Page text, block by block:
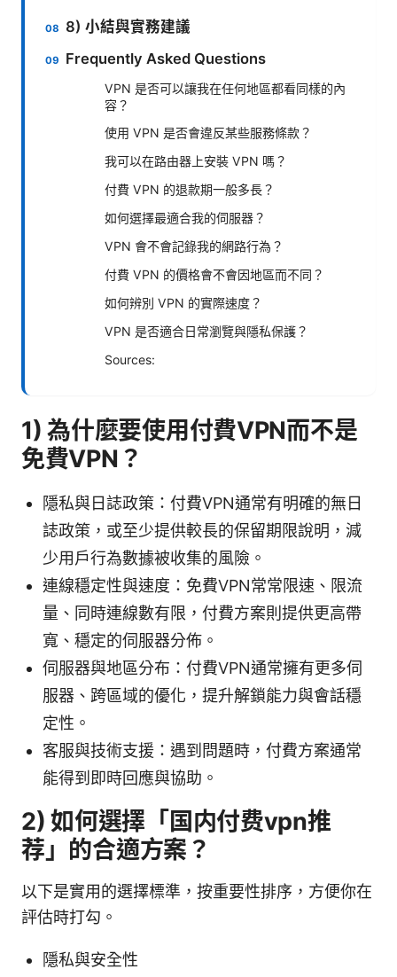
8) 小結與實務建議
Frequently Asked Questions
VPN 是否可以讓我在任何地區都看同樣的內
容？
使用 VPN 是否會違反某些服務條款？
我可以在路由器上安裝 VPN 嗎？
付費 VPN 的退款期一般多長？
如何選擇最適合我的伺服器？
VPN 會不會記錄我的網路行為？
付費 VPN 的價格會不會因地區而不同？
如何辨別 VPN 的實際速度？
VPN 是否適合日常瀏覽與隱私保護？
Sources:
1) 為什麼要使用付費VPN而不是
免費VPN？
隱私與日誌政策：付費VPN通常有明確的無日
誌政策，或至少提供較長的保留期限說明，減
少用戶行為數據被收集的風險。
連線穩定性與速度：免費VPN常常限速、限流
量、同時連線數有限，付費方案則提供更高帶
寬、穩定的伺服器分佈。
伺服器與地區分布：付費VPN通常擁有更多伺
服器、跨區域的優化，提升解鎖能力與會話穩
定性。
客服與技術支援：遇到問題時，付費方案通常
能得到即時回應與協助。
2) 如何選擇「国内付费vpn推
荐」的合適方案？
以下是實用的選擇標準，按重要性排序，方便你在
評估時打勾。
隱私與安全性